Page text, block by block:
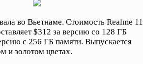
во Вьетнаме. Стоимость Realme 11
$312 за версию со 128 ГБ
с 256 ГБ памяти. Выпускается
и золотом цветах.